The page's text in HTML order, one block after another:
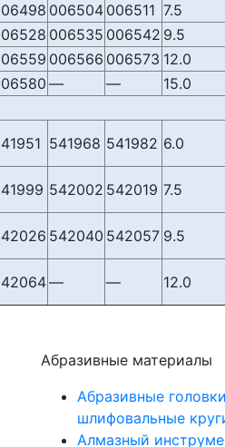
006504 006511 7.5
006535 006542 9.5
006566 006573 12.0
— — 15.0
541968 541982 6.0
542002 542019 7.5
542040 542057 9.5
— — 12.0
Абразивные материалы
Абразивные
шлифовальные
Алмазный